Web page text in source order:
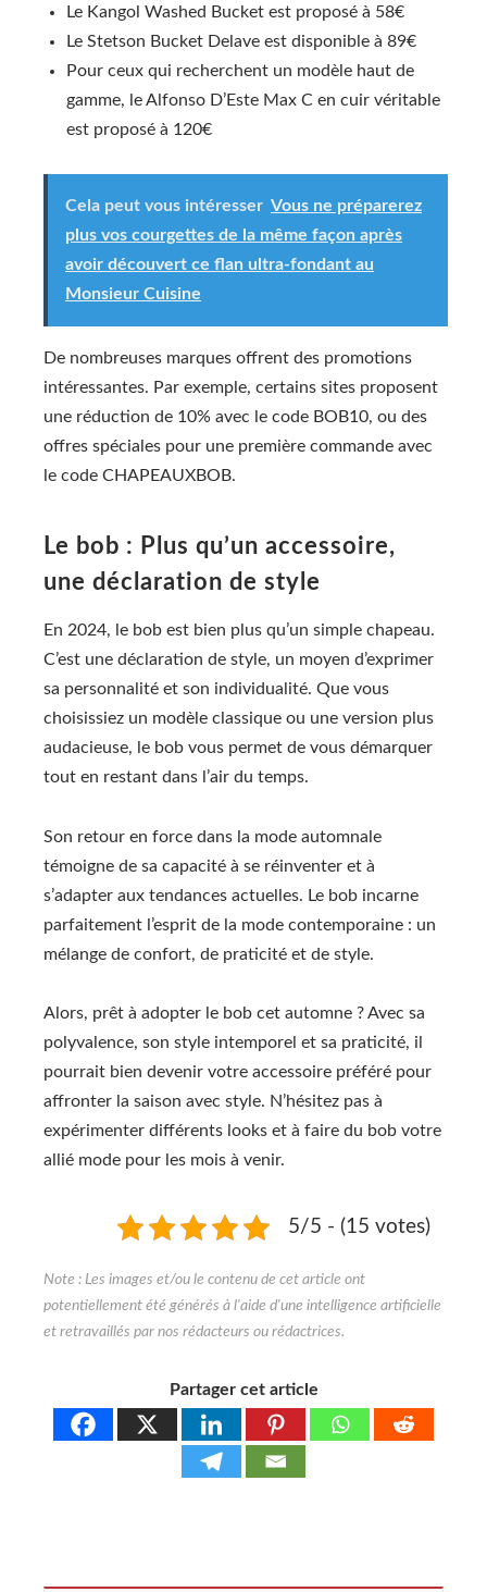
Le Kangol Washed Bucket est proposé à 58€
Le Stetson Bucket Delave est disponible à 89€
Pour ceux qui recherchent un modèle haut de
gamme, le Alfonso D’Este Max C en cuir véritable
est proposé à 120€
Cela peut vous intéresser Vous ne préparerez
plus vos courgettes de la même façon après
avoir découvert ce flan ultra-fondant au
Monsieur Cuisine
De nombreuses marques offrent des promotions
intéressantes. Par exemple, certains sites proposent
une réduction de 10% avec le code BOB10, ou des
offres spéciales pour une première commande avec
le code CHAPEAUXBOB.
Le bob : Plus qu’un accessoire,
une déclaration de style
En 2024, le bob est bien plus qu’un simple chapeau.
C’est une déclaration de style, un moyen d’exprimer
sa personnalité et son individualité. Que vous
choisissiez un modèle classique ou une version plus
audacieuse, le bob vous permet de vous démarquer
tout en restant dans l’air du temps.
Son retour en force dans la mode automnale
témoigne de sa capacité à se réinventer et à
s’adapter aux tendances actuelles. Le bob incarne
parfaitement l’esprit de la mode contemporaine : un
mélange de confort, de praticité et de style.
Alors, prêt à adopter le bob cet automne ? Avec sa
polyvalence, son style intemporel et sa praticité, il
pourrait bien devenir votre accessoire préféré pour
affronter la saison avec style. N’hésitez pas à
expérimenter différents looks et à faire du bob votre
allié mode pour les mois à venir.
5/5 - (15 votes)
Partager cet article